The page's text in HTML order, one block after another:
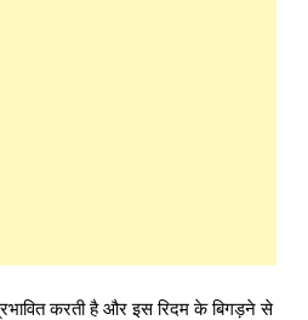
करती है और इस रिदम के बिगड़ने से